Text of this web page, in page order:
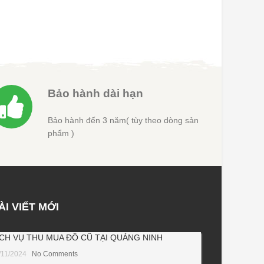
Bảo hành dài hạn
Bảo hành đến 3 năm( tùy theo dòng sản
phẩm )
VIẾT MỚI
VỤ THU MUA ĐỒ CŨ TẠI QUẢNG NINH
2024 No Comments